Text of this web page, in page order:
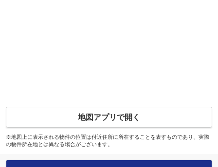
地図アプリで開く
※地図上に表示される物件の位置は付近住所に所在することを表すものであり、実際
の物件所在地とは異なる場合がございます。